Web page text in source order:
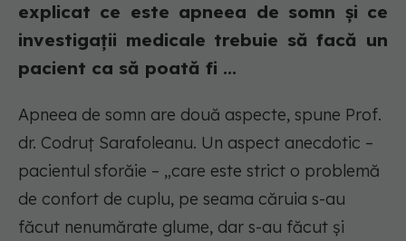
explicat ce este apneea de somn și ce
investigații medicale trebuie să facă un
pacient ca să poată fi ...
Apneea de somn are două aspecte, spune Prof.
dr. Codruț Sarafoleanu. Un aspect anecdotic –
pacientul sforăie – „care este strict o problemă
de confort de cuplu, pe seama căruia s-au
făcut nenumărate glume, dar s-au făcut și